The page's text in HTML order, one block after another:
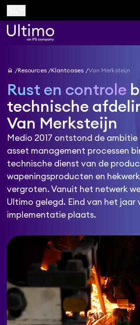
home Resources Klantcases Van Merksteijn
Rust en controle
technische
Van Merksteijn
Medio 2017 ontstond de ambitie
asset management processen
technische dienst van de
wapeningsproducten en
vergroten. Vanuit het netwerk
Ultimo gelegd. Eind van het jaar
implementatie plaats.